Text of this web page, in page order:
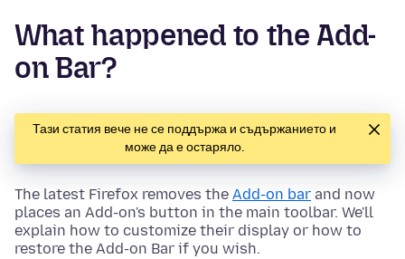
What happened to the Add-
on Bar?
Тази статия вече не се поддържа и съдържанието и
може да е остаряло.
The latest Firefox removes the Add-on bar and now
places an Add-on's button in the main toolbar. We'll
explain how to customize their display or how to
restore the Add-on Bar if you wish.